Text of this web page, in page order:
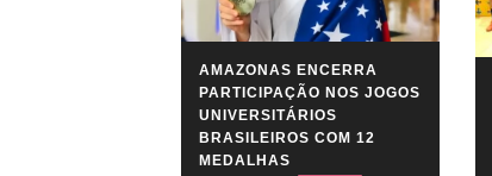
AMAZONAS ENCERRA
PARTICIPAÇÃO NOS JOGOS
UNIVERSITÁRIOS
BRASILEIROS COM 12
MEDALHAS